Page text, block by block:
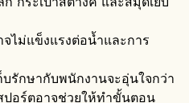
ไม่แข็งแรงต่อน้ำและการ
รักษากับพนักงานจะอุ่นใจกว่า
อร์ตอาจช่วยให้ทำขั้นตอน